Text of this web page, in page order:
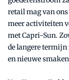
retail mag van
meer activiteiten
met Capri-Sun.
de langere
en nieuwe